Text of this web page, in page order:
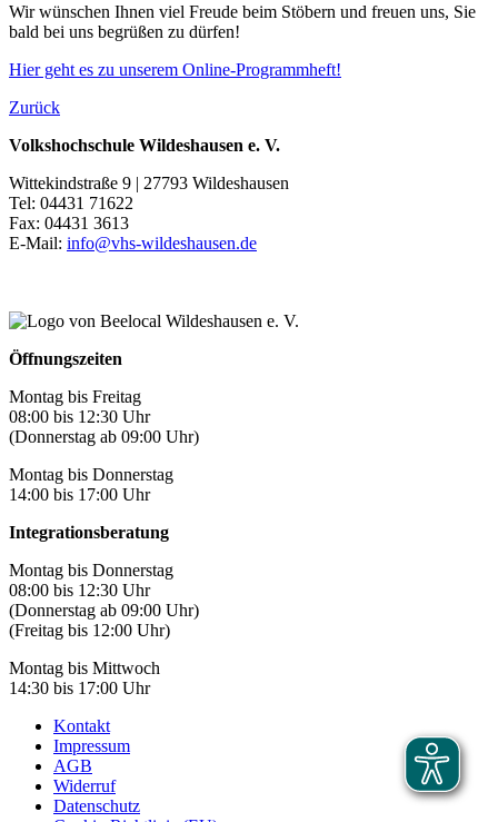
Wir wünschen Ihnen viel Freude beim Stöbern und freuen uns, Sie
bald bei uns begrüßen zu dürfen!
Hier geht es zu unserem Online-Programmheft!
Zurück
Volkshochschule Wildeshausen e. V.
Wittekindstraße 9 | 27793 Wildeshausen
Tel: 04431 71622
Fax: 04431 3613
E-Mail: info@vhs-wildeshausen.de
Öffnungszeiten
Montag bis Freitag
08:00 bis 12:30 Uhr
(Donnerstag ab 09:00 Uhr)
Montag bis Donnerstag
14:00 bis 17:00 Uhr
Integrationsberatung
Montag bis Donnerstag
08:00 bis 12:30 Uhr
(Donnerstag ab 09:00 Uhr)
(Freitag bis 12:00 Uhr)
Montag bis Mittwoch
14:30 bis 17:00 Uhr
Kontakt
Impressum
AGB
Widerruf
Datenschutz